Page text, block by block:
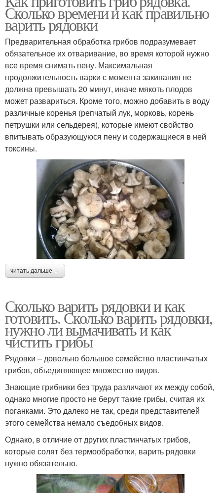
Сколько времени и как правильно
варить рядовки
Предварительная обработка грибов подразумевает
обязательное их отваривание, во время которой нужно
все время снимать пену. Максимальная
продолжительность варки с момента закипания не
должна превышать 20 минут, иначе мякоть плодов
может развариться. Кроме того, можно добавить в воду
различные коренья (репчатый лук, морковь, корень
петрушки или сельдерея), которые имеют свойство
впитывать образующуюся пену и содержащиеся в ней
токсины.
читать дальше →
Сколько варить рядовки и как
готовить. Сколько варить рядовки,
нужно ли вымачивать и как
чистить грибы
Рядовки – довольно большое семейство пластинчатых
грибов, объединяющее множество видов.
Знающие грибники без труда различают их между собой,
однако многие просто не берут такие грибы, считая их
поганками. Это далеко не так, среди представителей
этого семейства немало съедобных видов.
Однако, в отличие от других пластинчатых грибов,
которые солят без термообработки, варить рядовки
нужно обязательно.